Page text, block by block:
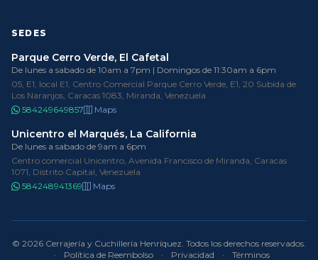
SEDES
Parque Cerro Verde, El Cafetal
De lunes a sabado de 10am a 7pm | Domingos de 11:30am a 6pm
05, E1, local E1, Centro Comercial Parque Cerro Verde, E1, 20 Subida de
Los Naranjos, Caracas 1083, Miranda, Venezuela
584249649857
Maps
Unicentro el Marqués, La California
De lunes a sabado de 9am a 6pm
Centro comercial Unicentro, Avenida Francisco de Miranda, Caracas
1071, Distrito Capital, Venezuela
584248941369
Maps
© 2026 Cerrajería y Cuchillería Henríquez. Todos los derechos reservados.
·
Política de Reembolso · Privacidad · Términos